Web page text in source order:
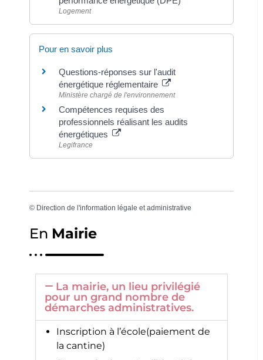
Logement
Pour en savoir plus
Questions-réponses sur l'audit
énergétique réglementaire
Ministère chargé de l'environnement
Compétences requises des
professionnels réalisant les audits
énergétiques
Legifrance
© Direction de l'information légale et administrative
En Mairie
La mairie, un lieu privilégié
pour un grand nombre de
démarches administratives.
Inscription à l’école(paiement de
la cantine)